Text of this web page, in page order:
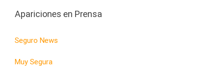
Apariciones en Prensa
Seguro News
Muy Segura